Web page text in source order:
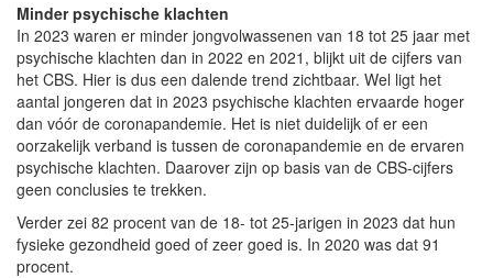
Minder psychische klachten
In 2023 waren er minder jongvolwassenen van 18 tot 25 jaar met
psychische klachten dan in 2022 en 2021, blijkt uit de cijfers van
het CBS. Hier is dus een dalende trend zichtbaar. Wel ligt het
aantal jongeren dat in 2023 psychische klachten ervaarde hoger
dan vóór de coronapandemie. Het is niet duidelijk of er een
oorzakelijk verband is tussen de coronapandemie en de ervaren
psychische klachten. Daarover zijn op basis van de CBS-cijfers
geen conclusies te trekken.
Verder zei 82 procent van de 18- tot 25-jarigen in 2023 dat hun
fysieke gezondheid goed of zeer goed is. In 2020 was dat 91
procent.